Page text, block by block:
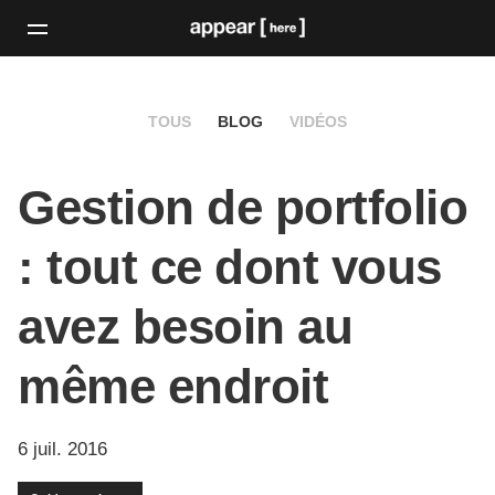
TOUS BLOG VIDÉOS
Gestion de portfolio
: tout ce dont vous
avez besoin au
même endroit
6 juil. 2016